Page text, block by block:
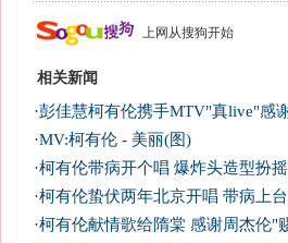
上网从搜狗开始
相关新闻
·彭佳慧柯有伦携手MTV"真live"感
·MV:柯有伦 - 美丽(图)
·柯有伦带病开个唱 爆炸头造型扮
·柯有伦蛰伏两年北京开唱 带病上
·柯有伦献情歌给隋棠 感谢周杰伦"